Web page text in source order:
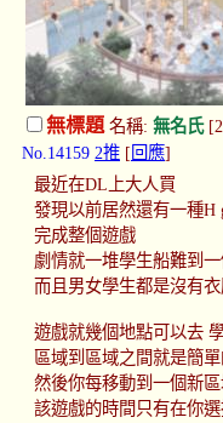
無標題名稱: 無名氏
No.14159 2推 [ 回應]
最近在DL上大人買
發現以前居然還有一種H
完成整個遊戲
劇情就一堆學生船難到
而且男女學生都是沒有
遊戲就幾個地點可以去
區域到區域之間就是簡
然後你每移動到一個新
該遊戲的時間只有在你